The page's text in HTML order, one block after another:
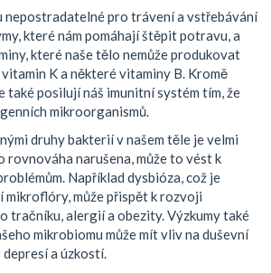
nepostradatelné pro trávení a vstřebávání
které nám pomáhají štěpit potravu, a
které naše tělo nemůže produkovat
K a některé vitaminy B. Kromě
posilují náš imunitní systém tím, že
mikroorganismů.
druhy bakterií v našem těle je velmi
rovnováha narušena, může to vést k
Například dysbióza, což je
může přispět k rozvoji
tračníku, alergií a obezity. Výzkumy také
mikrobiomu může mít vliv na duševní
a úzkostí.